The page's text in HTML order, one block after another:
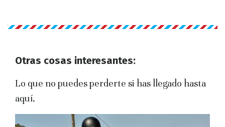
Otras cosas interesantes:
Lo que no puedes perderte si has llegado hasta
aquí.